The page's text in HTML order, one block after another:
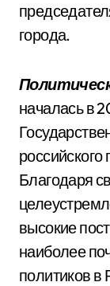
города.
началась в
российского
Благодаря
высокие
наиболее
политиков в